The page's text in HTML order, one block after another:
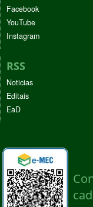
Facebook
YouTube
Instagram
RSS
Noticias
Editais
EaD